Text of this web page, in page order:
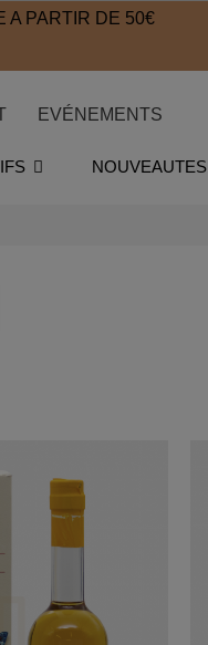
A PARTIR DE 50€
EVÉNEMENTS
NOUVEAUTES